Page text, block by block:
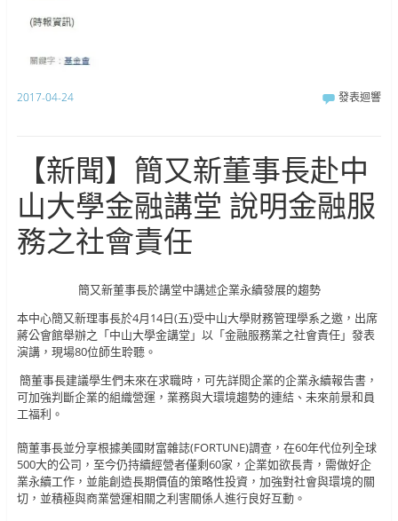
2017-04-24 發表迴響
【新聞】簡又新董事長赴中
山大學金融講堂 說明金融服
務之社會責任
簡又新董事長於講堂中講述企業永續發展的趨勢
本中心簡又新理事長於4月14日(五)受中山大學財務管理學系之邀，出席
蔣公會館舉辦之「中山大學金講堂」以「金融服務業之社會責任」發表
演講，現場80位師生聆聽。
簡董事長建議學生們未來在求職時，可先詳閱企業的企業永續報告書，
可加強判斷企業的組織營運，業務與大環境趨勢的連結、未來前景和員
工福利。
簡董事長並分享根據美國財富雜誌(FORTUNE)調查，在60年代位列全球
500大的公司，至今仍持續經營者僅剩60家，企業如欲長青，需做好企
業永續工作，並能創造長期價值的策略性投資，加強對社會與環境的關
切，並積極與商業營運相關之利害關係人進行良好互動。